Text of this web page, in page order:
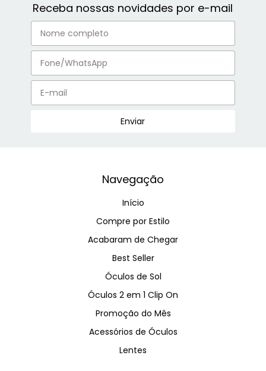
Receba nossas novidades por e-mail
Navegação
Início
Compre por Estilo
Acabaram de Chegar
Best Seller
Óculos de Sol
Óculos 2 em 1 Clip On
Promoção do Mês
Acessórios de Óculos
Lentes